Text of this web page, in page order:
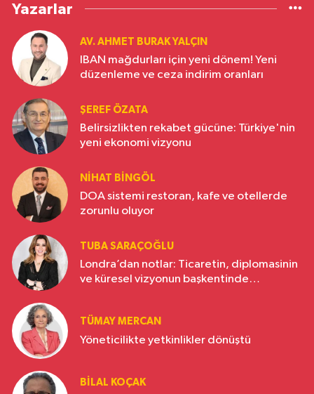
Yazarlar
AV. AHMET BURAK YALÇIN
IBAN mağdurları için yeni dönem! Yeni
düzenleme ve ceza indirim oranları
ŞEREF ÖZATA
Belirsizlikten rekabet gücüne: Türkiye'nin
yeni ekonomi vizyonu
NIHAT BINGÖL
DOA sistemi restoran, kafe ve otellerde
zorunlu oluyor
TUBA SARAÇOĞLU
Londra’dan notlar: Ticaretin, diplomasinin
ve küresel vizyonun başkentinde
TÜMAY MERCAN
Yöneticilikte yetkinlikler dönüştü
BILAL KOÇAK